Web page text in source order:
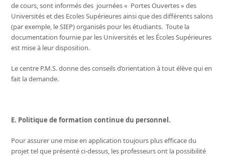
de cours, sont informés des journées « Portes Ouvertes » des
Universités et des Ecoles Supérieures ainsi que des différents salons
(par exemple, le SIEP) organisés pour les étudiants. Toute la
documentation fournie par les Universités et les Écoles Supérieures
est mise à leur disposition.
Le centre P.M.S. donne des conseils d’orientation à tout élève qui en
fait la demande.
E. Politique de formation continue du personnel.
Pour assurer une mise en application toujours plus efficace du
projet tel que présenté ci-dessus, les professeurs ont la possibilité